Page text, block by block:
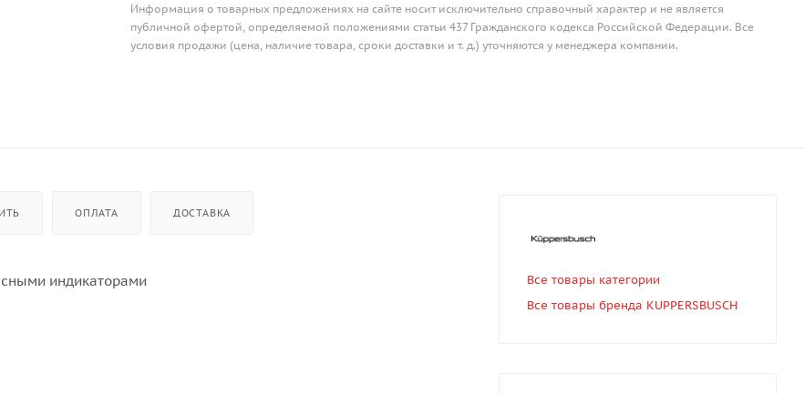
Информация о товарных предложениях на сайте носит исключительно справочный характер и не является
публичной офертой, определяемой положениями статьи 437 Гражданского кодекса Российской Федерации. Все
условия продажи (цена, наличие товара, сроки доставки и т. д.) уточняются у менеджера компании.
ОПЛАТА ДОСТАВКА
индикаторами
Все товары категории
Все товары бренда KUPPERSBUSCH